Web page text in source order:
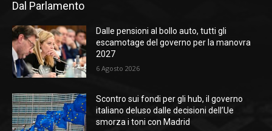
Dal Parlamento
Dalle pensioni al bollo auto, tutti gli
escamotage del governo per la manovra
2027
6 Agosto 2026
Scontro sui fondi per gli hub, il governo
italiano deluso dalle decisioni dell’Ue
smorza i toni con Madrid